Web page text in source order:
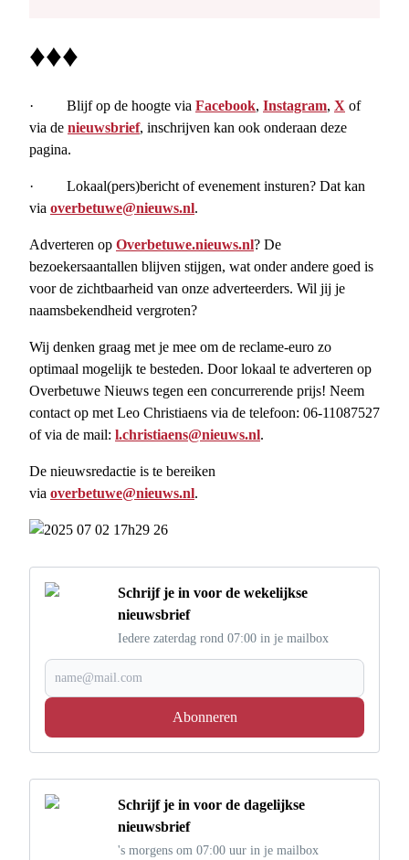
♦♦♦
· Blijf op de hoogte via Facebook, Instagram, X of
via de nieuwsbrief, inschrijven kan ook onderaan deze
pagina.
· Lokaal(pers)bericht of evenement insturen? Dat kan
via overbetuwe@nieuws.nl.
Adverteren op Overbetuwe.nieuws.nl? De
bezoekersaantallen blijven stijgen, wat onder andere goed is
voor de zichtbaarheid van onze adverteerders. Wil jij je
naamsbekendheid vergroten?
Wij denken graag met je mee om de reclame-euro zo
optimaal mogelijk te besteden. Door lokaal te adverteren op
Overbetuwe Nieuws tegen een concurrerende prijs! Neem
contact op met Leo Christiaens via de telefoon: 06-11087527
of via de mail: l.christiaens@nieuws.nl.
De nieuwsredactie is te bereiken
via overbetuwe@nieuws.nl.
Schrijf je in voor de wekelijkse
nieuwsbrief
Iedere zaterdag rond 07:00 in je mailbox
Abonneren
Schrijf je in voor de dagelijkse
nieuwsbrief
's morgens om 07:00 uur in je mailbox